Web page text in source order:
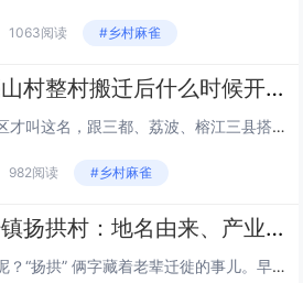
1063阅读 #乡村麻雀
三都县九阡镇月亮山村整村搬迁后什么时候开始叫 “月亮山村”？鸡煮菜稀饭是当地家常味吗？丨九阡酒和九阡李的产量及销量如何？丨黔南丨贵州
月亮山村就是因在月亮山区才叫这名，跟三都、荔波、榕江三县搭界，村委会在板甲小学，管着板甲、甲才等 16 个寨子，563...
982阅读 #乡村麻雀
黔南州三都县九阡镇扬拱村：地名由来、产业民生及旅游特产全解析丨大角辣种植丨贵州
扬拱村这名字是怎么来的呢？“扬拱” 俩字藏着老辈迁徙的事儿。早先有杨姓人家从原塘州阳乐搬过来，“拱” 用当地的话翻译就是...